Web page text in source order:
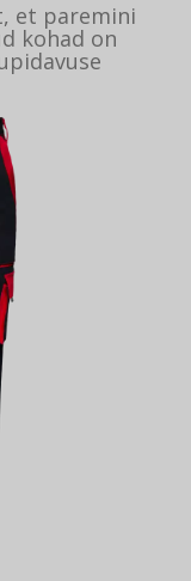
et paremini
kohad on